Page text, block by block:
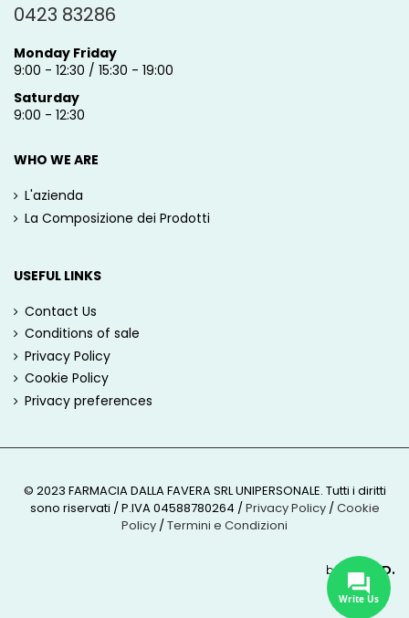
0423 83286
Monday Friday
9:00 - 12:30 / 15:30 - 19:00
Saturday
9:00 - 12:30
WHO WE ARE
L'azienda
La Composizione dei Prodotti
USEFUL LINKS
Contact Us
Conditions of sale
Privacy Policy
Cookie Policy
Privacy preferences
© 2023 FARMACIA DALLA FAVERA SRL UNIPERSONALE. Tutti i diritti
sono riservati / P.IVA 04588780264 /Privacy Policy/Cookie
Policy /Termini e Condizioni
by ROUND.
Write Us